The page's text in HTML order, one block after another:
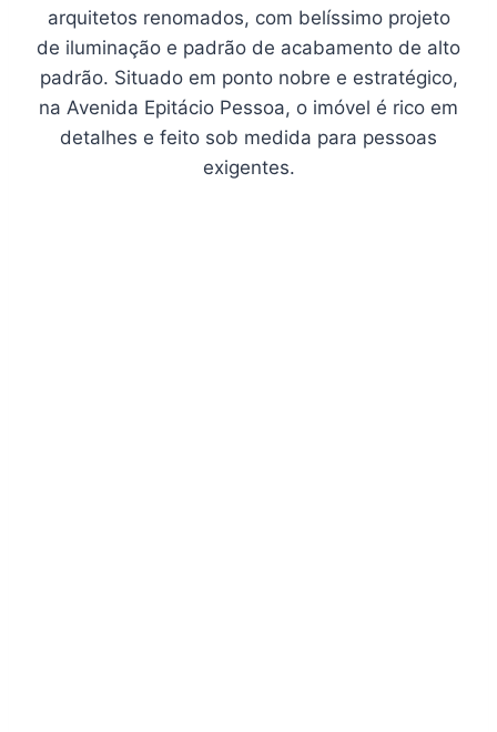
arquitetos renomados, com belíssimo projeto
de iluminação e padrão de acabamento de alto
padrão. Situado em ponto nobre e estratégico,
na Avenida Epitácio Pessoa, o imóvel é rico em
detalhes e feito sob medida para pessoas
exigentes.